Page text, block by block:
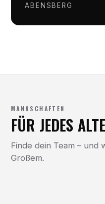
ABENSBERG
MANNSCHAFTEN
FÜR JEDES
Finde dein Team – und
Großem.